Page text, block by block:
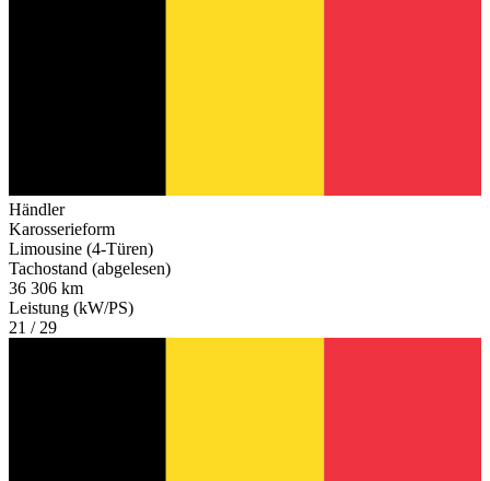
Händler
Karosserieform
Limousine (4-Türen)
Tachostand (abgelesen)
36 306 km
Leistung (kW/PS)
21 / 29